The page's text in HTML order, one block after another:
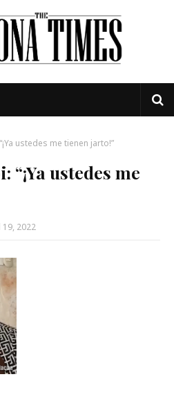
ustedes me tienen jarto!”
“¡Ya ustedes me
2022